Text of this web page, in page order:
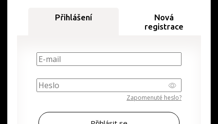
Přihlášení
Nová
registrace
Zapomenuté heslo?